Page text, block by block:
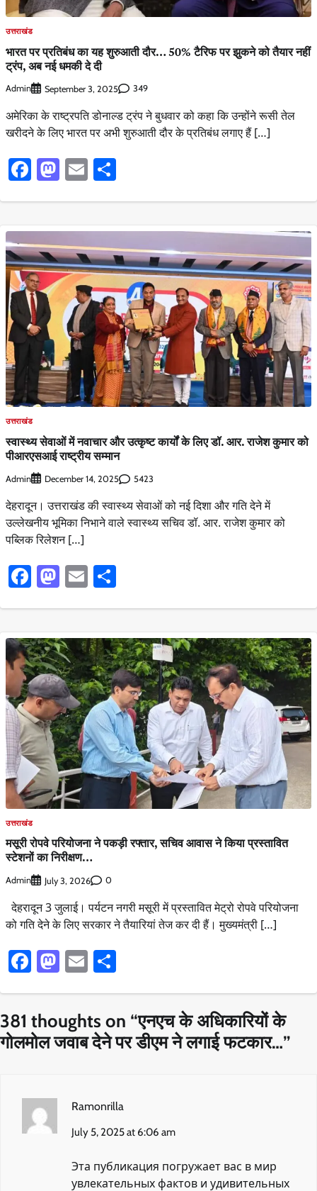
उत्तराखंड
भारत पर प्रतिबंध का यह शुरुआती दौर… 50% टैरिफ पर झुकने को तैयार नहीं
ट्रंप, अब नई धमकी दे दी
Admin September 3, 2025 349
अमेरिका के राष्ट्रपति डोनाल्ड ट्रंप ने बुधवार को कहा कि उन्होंने रूसी तेल
खरीदने के लिए भारत पर अभी शुरुआती दौर के प्रतिबंध लगाए हैं […]
Facebook
Mastodon
Email
उत्तराखंड
स्वास्थ्य सेवाओं में नवाचार और उत्कृष्ट कार्यों के लिए डॉ. आर. राजेश कुमार को
पीआरएसआई राष्ट्रीय सम्मान
Admin December 14, 2025 5423
देहरादून। उत्तराखंड की स्वास्थ्य सेवाओं को नई दिशा और गति देने में
उल्लेखनीय भूमिका निभाने वाले स्वास्थ्य सचिव डॉ. आर. राजेश कुमार को
पब्लिक रिलेशन […]
Facebook
Mastodon
Email
उत्तराखंड
मसूरी रोपवे परियोजना ने पकड़ी रफ्तार, सचिव आवास ने किया प्रस्तावित
स्टेशनों का निरीक्षण…
Admin July 3, 2026 0
देहरादून 3 जुलाई। पर्यटन नगरी मसूरी में प्रस्तावित मेट्रो रोपवे परियोजना
को गति देने के लिए सरकार ने तैयारियां तेज कर दी हैं। मुख्यमंत्री […]
Facebook
Mastodon
Email
381 thoughts on “एनएच के अधिकारियों के
गोलमोल जवाब देने पर डीएम ने लगाई फटकार…”
Ramonrilla
July 5, 2025 at 6:06 am
Эта публикация погружает вас в мир
увлекательных фактов и удивительных